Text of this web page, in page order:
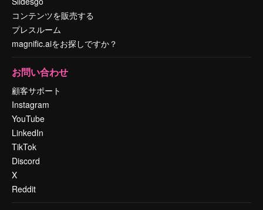
コンテンツを販売する
プレスルーム
magnific.aiをお探しですか？
お問い合わせ
顧客サポート
Instagram
YouTube
LinkedIn
TikTok
Discord
X
Reddit